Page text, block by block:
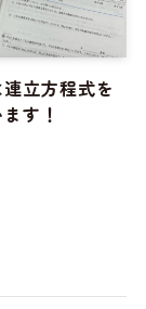
立方程式を
す！